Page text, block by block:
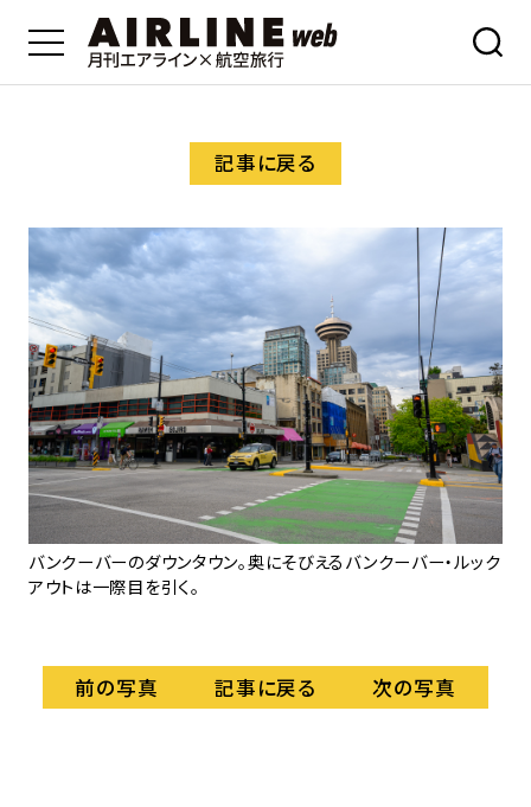
記事に戻る
バンクーバーのダウンタウン。奥にそびえるバンクーバー・ルック
アウトは一際目を引く。
前の写真 記事に戻る 次の写真